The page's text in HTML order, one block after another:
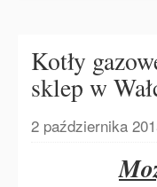
Kotły
sklep w
2 października